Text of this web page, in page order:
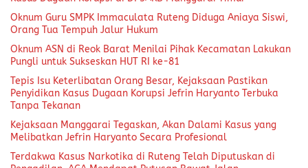
Oknum Guru SMPK Immaculata Ruteng Diduga Aniaya Siswi,
Orang Tua Tempuh Jalur Hukum
Oknum ASN di Reok Barat Menilai Pihak Kecamatan Lakukan
Pungli untuk Sukseskan HUT RI ke-81
Tepis Isu Keterlibatan Orang Besar, Kejaksaan Pastikan
Penyidikan Kasus Dugaan Korupsi Jefrin Haryanto Terbuka
Tanpa Tekanan
Kejaksaan Manggarai Tegaskan, Akan Dalami Kasus yang
Melibatkan Jefrin Haryanto Secara Profesional
Terdakwa Kasus Narkotika di Ruteng Telah Diputuskan di